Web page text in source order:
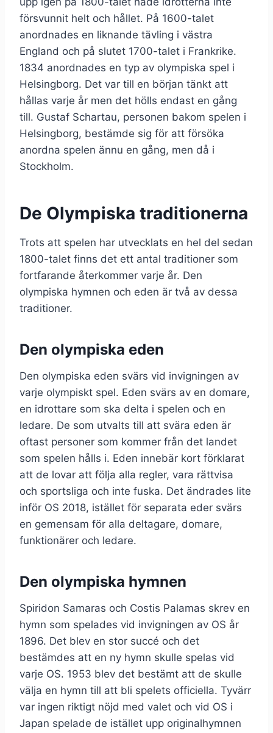
försvunnit helt och hållet. På 1600-talet
anordnades en liknande tävling i västra
England och på slutet 1700-talet i Frankrike.
1834 anordnades en typ av olympiska spel i
Helsingborg. Det var till en början tänkt att
hållas varje år men det hölls endast en gång
till. Gustaf Schartau, personen bakom spelen i
Helsingborg, bestämde sig för att försöka
anordna spelen ännu en gång, men då i
Stockholm.
De Olympiska traditionerna
Trots att spelen har utvecklats en hel del sedan
1800-talet finns det ett antal traditioner som
fortfarande återkommer varje år. Den
olympiska hymnen och eden är två av dessa
traditioner.
Den olympiska eden
Den olympiska eden svärs vid invigningen av
varje olympiskt spel. Eden svärs av en domare,
en idrottare som ska delta i spelen och en
ledare. De som utvalts till att svära eden är
oftast personer som kommer från det landet
som spelen hålls i. Eden innebär kort förklarat
att de lovar att följa alla regler, vara rättvisa
och sportsliga och inte fuska. Det ändrades lite
inför OS 2018, istället för separata eder svärs
en gemensam för alla deltagare, domare,
funktionärer och ledare.
Den olympiska hymnen
Spiridon Samaras och Costis Palamas skrev en
hymn som spelades vid invigningen av OS år
1896. Det blev en stor succé och det
bestämdes att en ny hymn skulle spelas vid
varje OS. 1953 blev det bestämt att de skulle
välja en hymn till att bli spelets officiella. Tyvärr
var ingen riktigt nöjd med valet och vid OS i
Japan spelade de istället upp originalhymnen